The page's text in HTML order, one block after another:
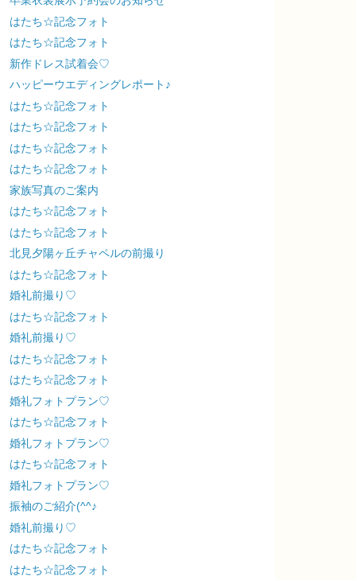
はたち☆記念フォト
はたち☆記念フォト
新作ドレス試着会♡
ハッピーウエディングレポート♪
はたち☆記念フォト
はたち☆記念フォト
はたち☆記念フォト
はたち☆記念フォト
家族写真のご案内
はたち☆記念フォト
はたち☆記念フォト
北見夕陽ヶ丘チャペルの前撮り
はたち☆記念フォト
婚礼前撮り♡
はたち☆記念フォト
婚礼前撮り♡
はたち☆記念フォト
はたち☆記念フォト
婚礼フォトプラン♡
はたち☆記念フォト
婚礼フォトプラン♡
はたち☆記念フォト
婚礼フォトプラン♡
振袖のご紹介(^^♪
婚礼前撮り♡
はたち☆記念フォト
はたち☆記念フォト